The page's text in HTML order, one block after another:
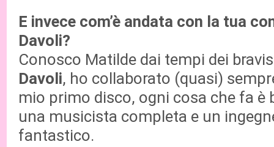
E invece com’è andata con la tua
Davoli?
Conosco Matilde dai tempi dei
Davoli, ho collaborato (quasi)
mio primo disco, ogni cosa che fa è
una musicista completa e un
fantastico.